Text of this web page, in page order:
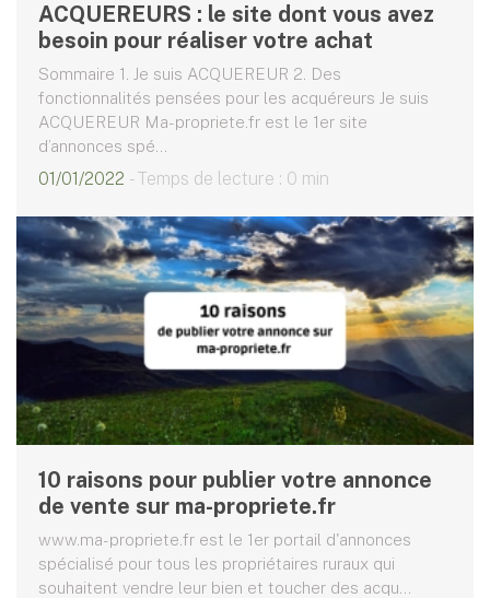
ACQUEREURS : le site dont vous avez
besoin pour réaliser votre achat
Sommaire 1. Je suis ACQUEREUR 2. Des
fonctionnalités pensées pour les acquéreurs Je suis
ACQUEREUR Ma-propriete.fr est le 1er site
d’annonces spé...
01/01/2022 - Temps de lecture : 0 min
10 raisons pour publier votre annonce
de vente sur ma-propriete.fr
www.ma-propriete.fr est le 1er portail d'annonces
spécialisé pour tous les propriétaires ruraux qui
souhaitent vendre leur bien et toucher des acqu...